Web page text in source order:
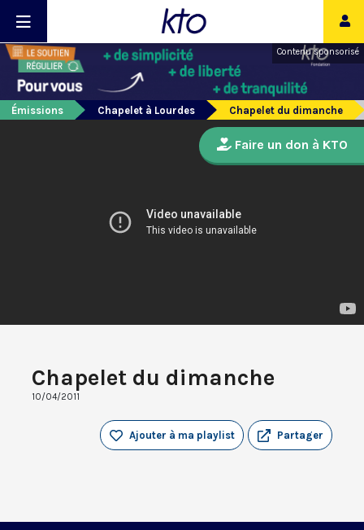
Contenu sponsorisé
Émissions Chapelet à Lourdes Chapelet du dimanche
Chapelet du dimanche
10/04/2011
Partager
Ajouter à ma playlist
Faire un don à KTO